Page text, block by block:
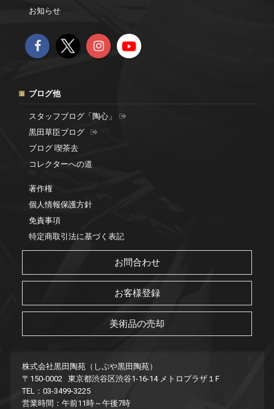
お知らせ
ブログ他
スタッフブログ「陶心」
黒田草臣ブログ
ブログ 喫茶去
コレクターへの道
著作権
個人情報保護方針
免責事項
特定商取引法に基づく表記
お問合わせ
お客様登録
美術品の売却
株式会社黒田陶苑（しぶや黒田陶苑）
〒150-0002 東京都渋谷区渋谷1-16-14 メトロプラザ１F
TEL：03-3499-3225
営業時間：午前11時～午後7時